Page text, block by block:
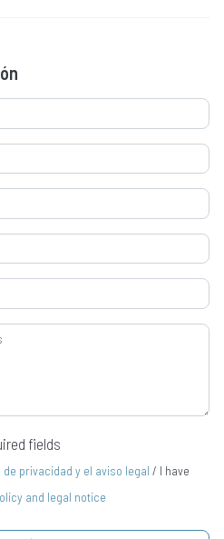
fields
de privacidad y el aviso legal / I have
and legal notice